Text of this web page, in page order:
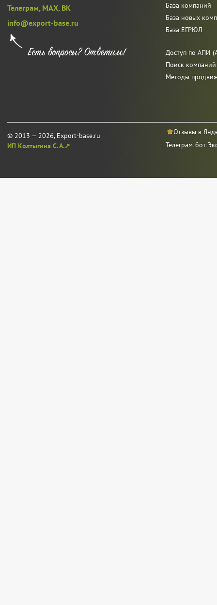
Телеграм, MAX, ВК
info@export-base.ru
© 2013 — 2026, Export-base.ru
ИП Колтыгина С. А.↗
База компаний
База новых
База ЕГРЮЛ
Доступ по АПИ
Поиск
Методы
Отзывы в
Телеграм-бот